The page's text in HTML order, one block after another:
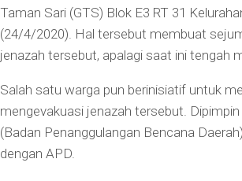
Taman Sari (GTS) Blok E3 RT 31
(24/4/2020). Hal tersebut membuat
jenazah tersebut, apalagi saat ini tengah
Salah satu warga pun berinisiatif untuk
mengevakuasi jenazah tersebut.
(Badan Penanggulangan Bencana
dengan APD.